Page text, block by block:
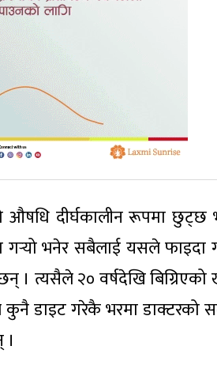
दीर्घकालीन रूपमा छुट्छ
भनेर सबैलाई यसले फाइदा
। त्यसैले २० वर्षदेखि
डाइट गरेकै भरमा डाक्टरको